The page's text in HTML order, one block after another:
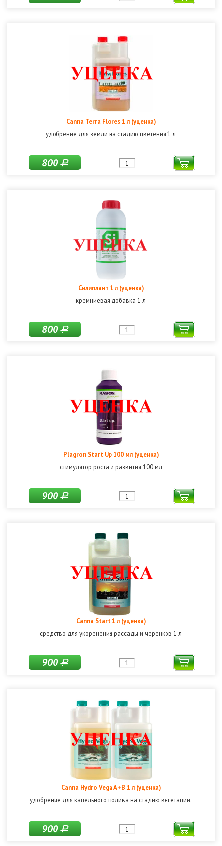
Canna Terra Flores 1 л (уценка)
удобрение для земли на стадию цветения 1 л
800Р
Силиплант 1 л (уценка)
кремниевая добавка 1 л
800Р
Plagron Start Up 100 мл (уценка)
стимулятор роста и развития 100 мл
900Р
Canna Start 1 л (уценка)
средство для укоренения рассады и черенков 1 л
900Р
Canna Hydro Vega A+B 1 л (уценка)
удобрение для капельного полива на стадию вегетации.
900Р